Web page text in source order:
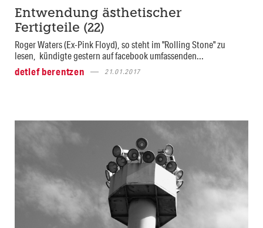
Entwendung ästhetischer
Fertigteile (22)
Roger Waters (Ex-Pink Floyd), so steht im "Rolling Stone" zu
lesen, kündigte gestern auf facebook umfassenden...
detlef berentzen
21.01.2017